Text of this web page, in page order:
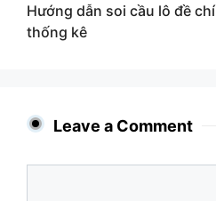
Hướng dẫn soi cầu lô đề
thống kê
Leave a Comment